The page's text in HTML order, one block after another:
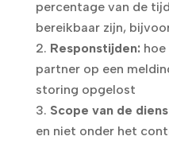
percentage van de
bereikbaar zijn,
Responstijden:
partner op een
storing opgelost
Scope van de
en niet onder het